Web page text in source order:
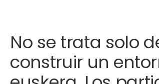
No se trata solo
construir un